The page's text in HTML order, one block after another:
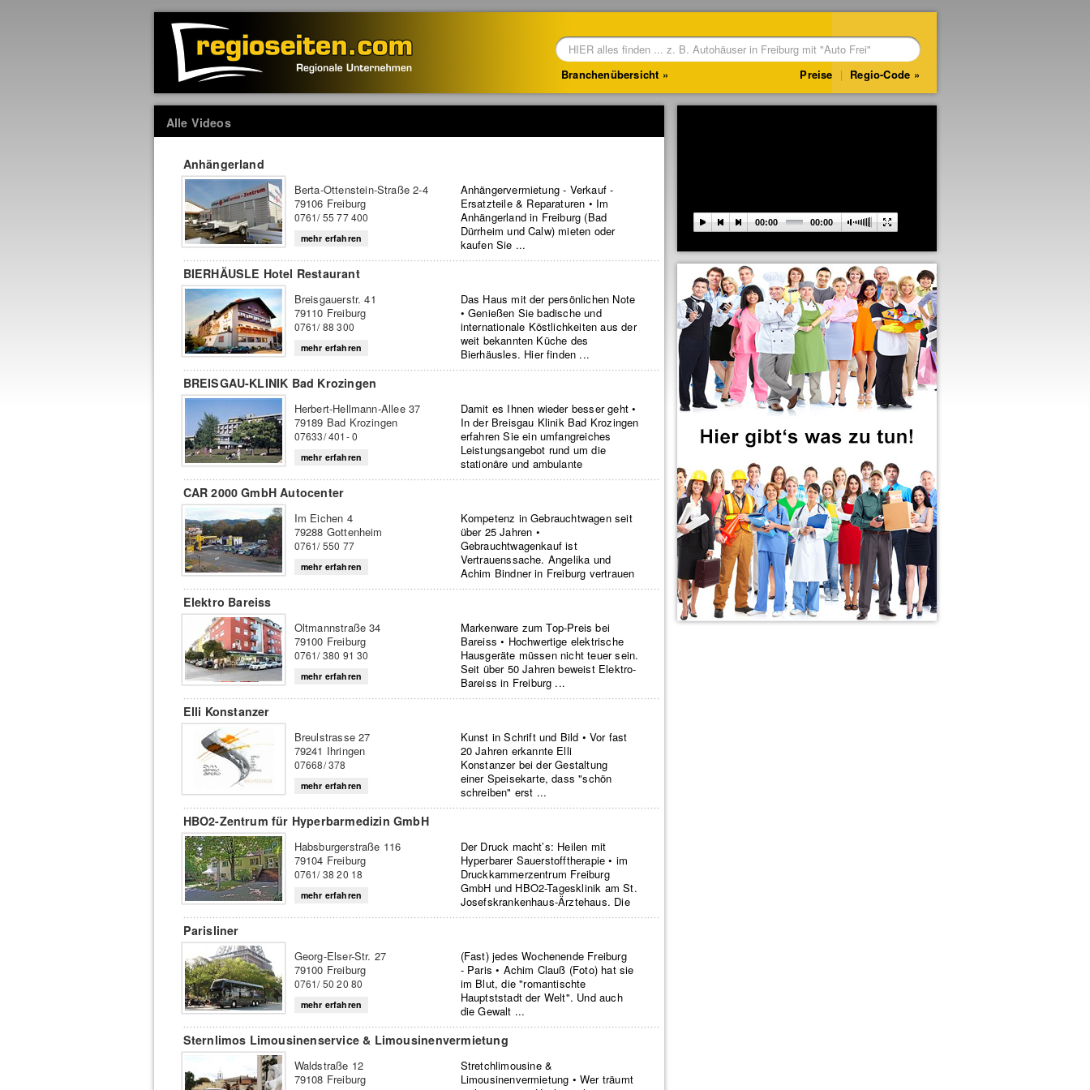
Branchenübersicht Preise | Regio-Code
Alle Videos
Anhängerland
Berta-Ottenstein-Straße 2-4
79106 Freiburg
0761/ 55 77 400
Anhängervermietung - Verkauf -
Ersatzteile & Reparaturen • Im
Anhängerland in Freiburg (Bad
Dürrheim und Calw) mieten oder
kaufen Sie ...
mehr erfahren
BIERHÄUSLE Hotel Restaurant
Breisgauerstr. 41
79110 Freiburg
0761/ 88 300
Das Haus mit der persönlichen Note
• Genießen Sie badische und
internationale Köstlichkeiten aus der
weit bekannten Küche des
Bierhäusles. Hier finden ...
mehr erfahren
BREISGAU-KLINIK Bad Krozingen
Herbert-Hellmann-Allee 37
79189 Bad Krozingen
07633/ 401- 0
Damit es Ihnen wieder besser geht •
In der Breisgau Klinik Bad Krozingen
erfahren Sie ein umfangreiches
Leistungsangebot rund um die
stationäre und ambulante
Rehabilitation: nach ...
mehr erfahren
CAR 2000 GmbH Autocenter
Im Eichen 4
79288 Gottenheim
0761/ 550 77
Kompetenz in Gebrauchtwagen seit
über 25 Jahren •
Gebrauchtwagenkauf ist
Vertrauenssache. Angelika und
Achim Bindner in Freiburg vertrauen
unzählige zufriedene ...
mehr erfahren
Elektro Bareiss
Oltmannstraße 34
79100 Freiburg
0761/ 380 91 30
Markenware zum Top-Preis bei
Bareiss • Hochwertige elektrische
Hausgeräte müssen nicht teuer sein.
Seit über 50 Jahren beweist Elektro-
Bareiss in Freiburg ...
mehr erfahren
Elli Konstanzer
Breulstrasse 27
79241 Ihringen
07668/ 378
Kunst in Schrift und Bild • Vor fast
20 Jahren erkannte Elli
Konstanzer bei der Gestaltung
einer Speisekarte, dass "schön
schreiben" erst ...
mehr erfahren
HBO2-Zentrum für Hyperbarmedizin GmbH
Habsburgerstraße 116
79104 Freiburg
0761/ 38 20 18
Der Druck macht’s: Heilen mit
Hyperbarer Sauerstofftherapie • im
Druckkammerzentrum Freiburg
GmbH und HBO2-Tagesklinik am St.
Josefskrankenhaus-Ärztehaus. Die
...
mehr erfahren
Parisliner
Georg-Elser-Str. 27
79100 Freiburg
0761/ 50 20 80
(Fast) jedes Wochenende Freiburg
- Paris • Achim Clauß (Foto) hat sie
im Blut, die "romantischte
Hauptststadt der Welt". Und auch
die Gewalt ...
mehr erfahren
Sternlimos Limousinenservice & Limousinenvermietung
Waldstraße 12
79108 Freiburg
Stretchlimousine &
Limousinenvermietung • Wer träumt
00:00 00:00